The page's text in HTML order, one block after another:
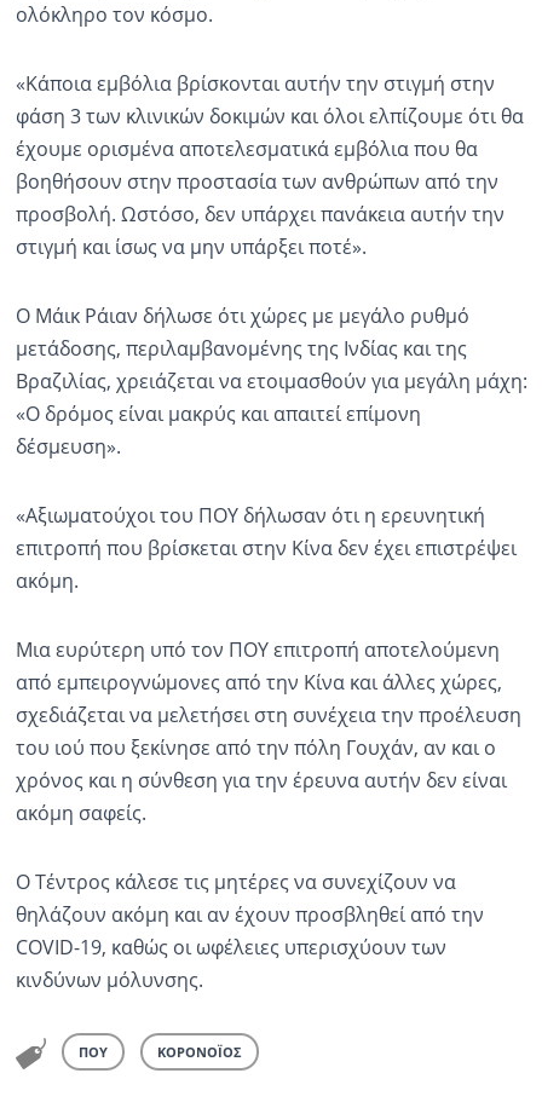
ολόκληρο τον κόσμο.
«Κάποια εμβόλια βρίσκονται αυτήν την στιγμή στην
φάση 3 των κλινικών δοκιμών και όλοι ελπίζουμε ότι θα
έχουμε ορισμένα αποτελεσματικά εμβόλια που θα
βοηθήσουν στην προστασία των ανθρώπων από την
προσβολή. Ωστόσο, δεν υπάρχει πανάκεια αυτήν την
στιγμή και ίσως να μην υπάρξει ποτέ».
Ο Μάικ Ράιαν δήλωσε ότι χώρες με μεγάλο ρυθμό
μετάδοσης, περιλαμβανομένης της Ινδίας και της
Βραζιλίας, χρειάζεται να ετοιμασθούν για μεγάλη μάχη:
«Ο δρόμος είναι μακρύς και απαιτεί επίμονη
δέσμευση».
«Αξιωματούχοι του ΠΟΥ δήλωσαν ότι η ερευνητική
επιτροπή που βρίσκεται στην Κίνα δεν έχει επιστρέψει
ακόμη.
Μια ευρύτερη υπό τον ΠΟΥ επιτροπή αποτελούμενη
από εμπειρογνώμονες από την Κίνα και άλλες χώρες,
σχεδιάζεται να μελετήσει στη συνέχεια την προέλευση
του ιού που ξεκίνησε από την πόλη Γουχάν, αν και ο
χρόνος και η σύνθεση για την έρευνα αυτήν δεν είναι
ακόμη σαφείς.
Ο Τέντρος κάλεσε τις μητέρες να συνεχίζουν να
θηλάζουν ακόμη και αν έχουν προσβληθεί από την
COVID-19, καθώς οι ωφέλειες υπερισχύουν των
κινδύνων μόλυνσης.
ΠΟΥ ΚΟΡΟΝΟΪΟΣ